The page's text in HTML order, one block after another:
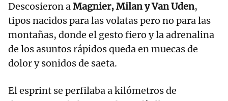
Descosieron aMagnier, Milan y Van Uden,
tipos nacidos para las volatas pero no para las
montañas, donde el gesto fiero y la adrenalina
de los asuntos rápidos queda en muecas de
dolor y sonidos de saeta.
El esprint se perfilaba a kilómetros de